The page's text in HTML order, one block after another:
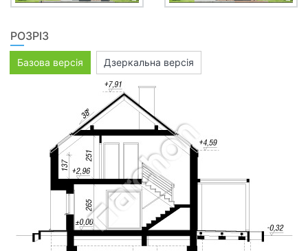
РОЗРІЗ
Базова версія Дзеркальна версія